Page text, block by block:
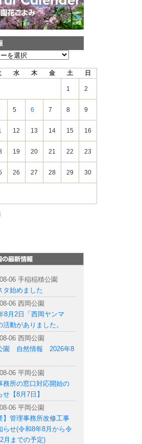
水 木 金 土 日
1 2
5 6 7 8 9
12 13 14 15 16
19 20 21 22 23
26 27 28 29 30
06 手稲稲積公園
タ始めました
06 西岡公園
8月2日「西岡ヤンマ
活動がありました。
06 西岡公園
園 自然情報 2026年8
06 平岡公園
務所の窓口対応開始の
せ【8月7日】
06 平岡公園
】管理事務所改修工事
らせ(令和8年8月から令
月までの予定)